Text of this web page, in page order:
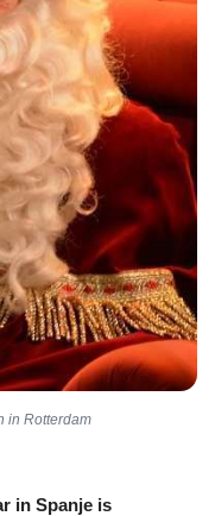
in Rotterdam
in Spanje is